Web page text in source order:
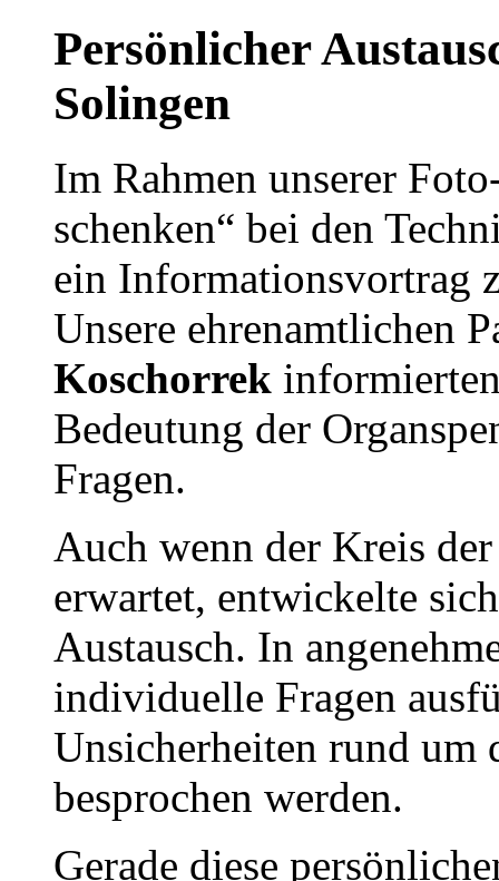
Persönlicher
Solingen
Im Rahmen unserer
schenken“ bei den
ein Informationsvortrag
Unsere ehrenamtlichen
Koschorrek
Bedeutung der
Fragen.
Auch wenn der Kreis
erwartet, entwickelte
Austausch. In
individuelle Fragen
Unsicherheiten rund um
besprochen werden.
Gerade diese